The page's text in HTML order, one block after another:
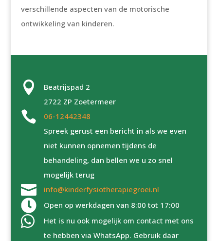
verschillende aspecten van de motorische
ontwikkeling van kinderen.

Beatrijspad 2
2722 ZP Zoetermeer

06-12442348
Spreek gerust een bericht in als we even
niet kunnen opnemen tijdens de
behandeling, dan bellen we u zo snel
mogelijk terug
 info@kinderfysiotherapiegroei.nl
 Open op werkdagen van 8:00 tot 17:00

Het is nu ook mogelijk om contact met ons
te hebben via WhatsApp. Gebruik daar